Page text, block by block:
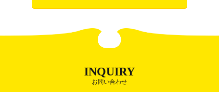
INQUIRY
お問い合わせ